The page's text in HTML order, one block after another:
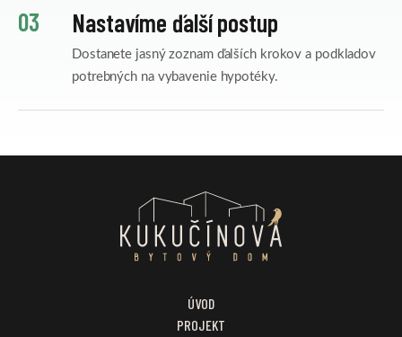
03 Nastavíme ďalší postup
Dostanete jasný zoznam ďalších krokov a podkladov
potrebných na vybavenie hypotéky.
ÚVOD
PROJEKT